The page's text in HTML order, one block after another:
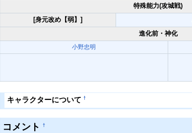
特殊能力(攻城戦)
[身元改め【弱】]
進化前・神化
小野忠明
キャラクターについて †
コメント†